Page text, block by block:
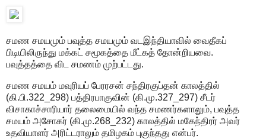
சமண சமயமும் பவுத்த சமயமும் வடஇந்தியாவில் வைதீகப்
பிடியிலிருந்து மக்கட் சமூகத்தை மீட்கத் தோன்றியவை.
பவுத்தத்தை விட சமணம் முற்பட்டது.
சமண சமயம் மவுரியப் பேரரசன் சந்திரகுப்தன் காலத்தில்
(கி.பி.322_298) பத்திரபாகுவின் (கி.மு.327_297) சீடர்
விசாகாச்சாரியார் தலைமையில் வந்த சமணர்களாலும், பவுத்த
சமயம் அசோகர் (கி.மு.268_232) காலத்தில் மகேந்திரர் அவர்
உதவியாளர் அரிட்டராலும் தமிழகம் புகுந்தது என்பர்.